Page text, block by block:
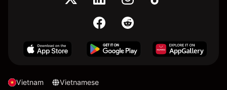
Vietnam Vietnamese